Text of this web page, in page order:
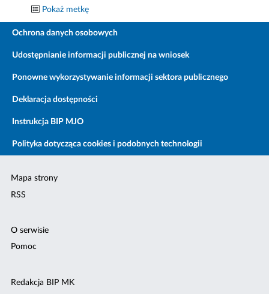
Pokaż metkę
Ochrona danych osobowych
Udostępnianie informacji publicznej na wniosek
Ponowne wykorzystywanie informacji sektora publicznego
Deklaracja dostępności
Instrukcja BIP MJO
Polityka dotycząca cookies i podobnych technologii
Mapa strony
RSS
O serwisie
Pomoc
Redakcja BIP MK